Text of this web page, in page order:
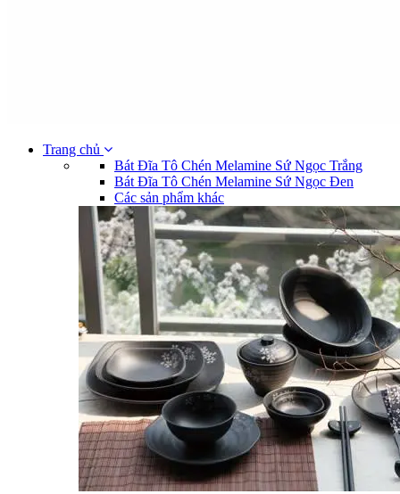
Trang chủ
Bát Đĩa Tô Chén Melamine Sứ Ngọc Trắng
Bát Đĩa Tô Chén Melamine Sứ Ngọc Đen
Các sản phẩm khác